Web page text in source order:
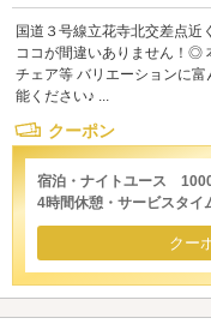
国道３号線立花寺北交差点近
ココが間違いありません！◎
チェア等 バリエーションに
能ください♪ ...
クーポン
宿泊・ナイトユース
4時間休憩・サービスタ
クー